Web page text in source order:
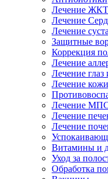
Лечение ЖКТ
Лечение
Лечение
Защитные
Коррекция
Лечение
Лечение
Лечение
Лечение
Лечение
Лечение
Витамины и
Уход за
Обработка